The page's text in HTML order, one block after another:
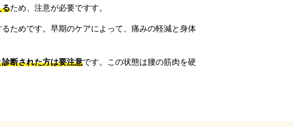
るため、注意が必要ですす。
ためです。早期のケアによって、痛みの軽減と身体
断された方は要注意です。この状態は腰の筋肉を硬